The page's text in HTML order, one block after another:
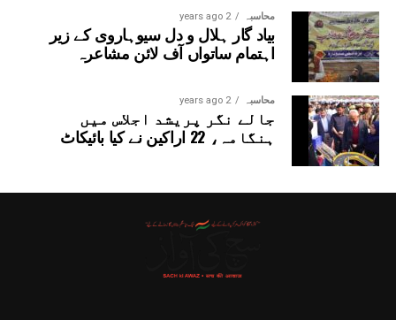
محاسبہ 2 years ago
بیاد گار ہلال و دل سیوہاروی کے زیر
اہتمام ساتواں آف لائن مشاعرہ
محاسبہ 2 years ago
جالے نگر پریشد اجلاس میں
ہنگامہ، 22 اراکین نے کیا بائیکاٹ